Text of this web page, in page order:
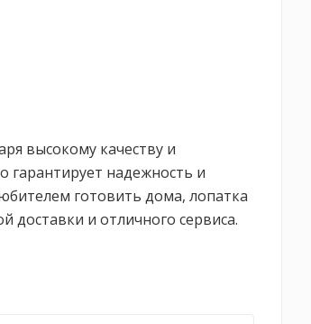
высокому качеству и
гарантирует надежность и
готовить дома, лопатка
доставки и отличного сервиса.